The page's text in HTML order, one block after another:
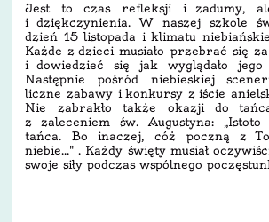
Jest to czas refleksji i zadumy,
i dziękczynienia. W naszej szkole
dzień 15 listopada i klimatu
Każde z dzieci musiało przebrać się
i dowiedzieć się jak wyglądało
Następnie pośród niebieskiej
liczne zabawy i konkursy z iście
Nie zabrakło także okazji do
z zaleceniem św. Augustyna:
tańca. Bo inaczej, cóż poczną z
niebie..." . Każdy święty musiał
swoje siły podczas wspólnego